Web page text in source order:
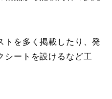
トを多く掲載したり、発
シートを設けるなど工